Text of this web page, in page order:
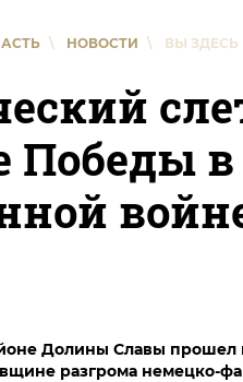
\ НОВОСТИ \ ВЫ ЗДЕСЬ
Победы
Долины Славы
разгрома немецко-